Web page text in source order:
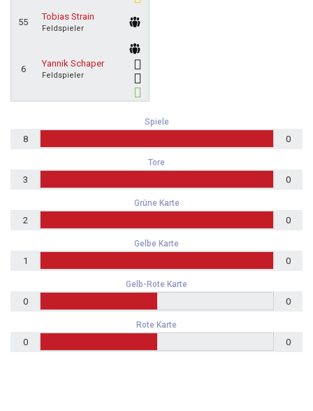
55
Tobias Strain
Feldspieler
6
Yannik Schaper
Feldspieler
Spiele
8 0
Tore
3 0
Grüne Karte
2 0
Gelbe Karte
1 0
Gelb-Rote Karte
0 0
Rote Karte
0 0